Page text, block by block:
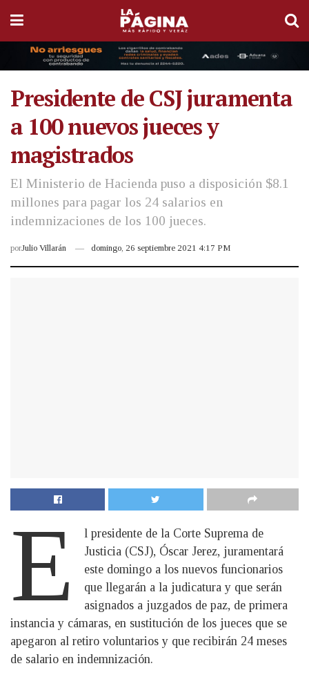
Presidente de CSJ juramenta
a 100 nuevos jueces y
magistrados
El Ministerio de Hacienda puso a disposición $8.1
millones para pagar los 24 salarios en
indemnizaciones de los 100 jueces.
porJulio Villarán domingo, 26 septiembre 2021 4:17 PM
E
l presidente de la Corte Suprema de
Justicia (CSJ), Óscar Jerez, juramentará
este domingo a los nuevos funcionarios
que llegarán a la judicatura y que serán
asignados a juzgados de paz, de primera
instancia y cámaras, en sustitución de los jueces que se
apegaron al retiro voluntarios y que recibirán 24 meses
de salario en indemnización.